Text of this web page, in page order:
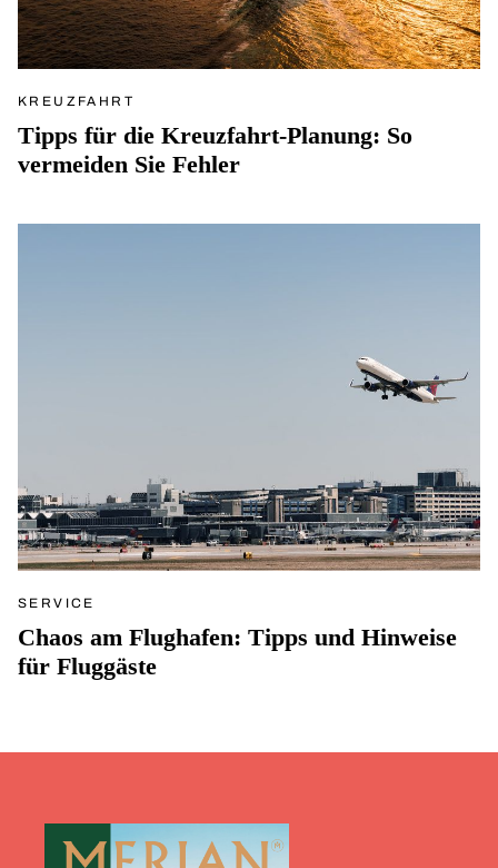
KREUZFAHRT
Tipps für die Kreuzfahrt-Planung: So
vermeiden Sie Fehler
SERVICE
Chaos am Flughafen: Tipps und Hinweise
für Fluggäste